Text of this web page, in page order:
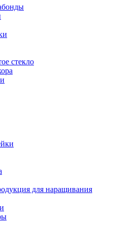
стекло
для наращивания